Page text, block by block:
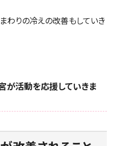
わりの冷えの改善もしていき
が活動を応援していきま